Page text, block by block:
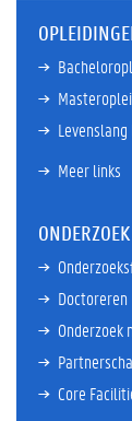
Meer links
ONDERZOEK
Doctoreren
Onderzoek
Core